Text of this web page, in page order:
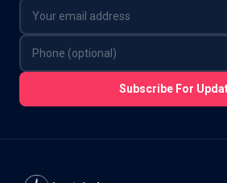
Subscribe For